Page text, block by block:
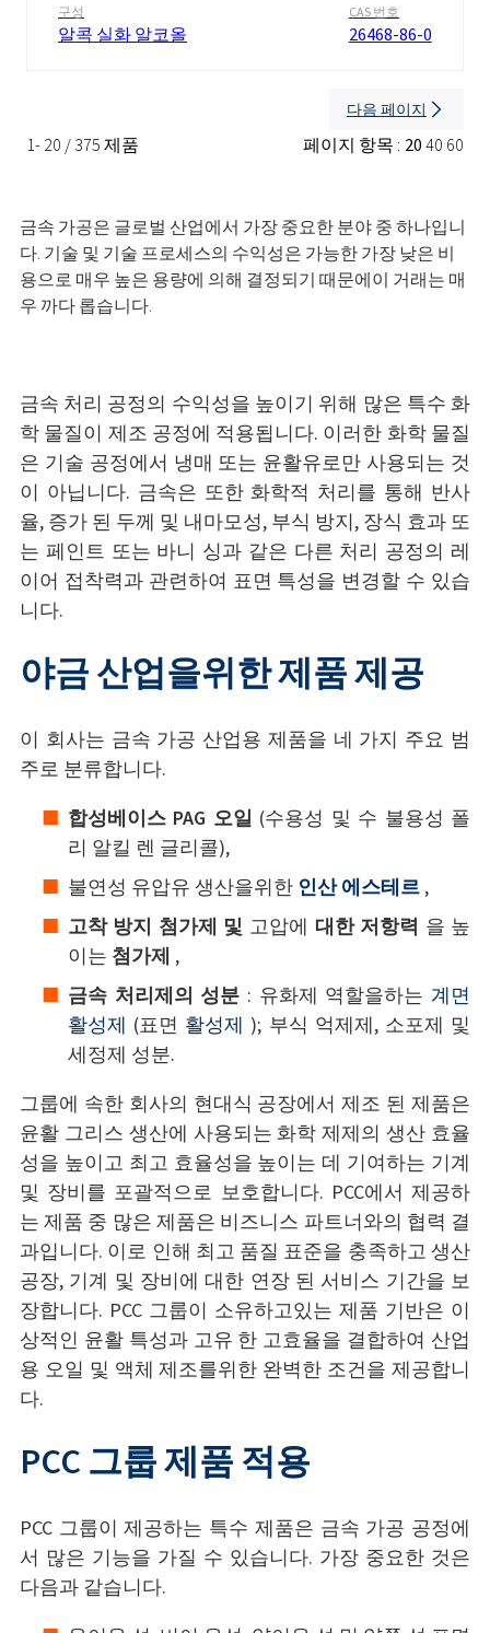
구성
알콕 실화 알코올
CAS 번호
26468-86-0
1- 20 / 375 제품 페이지 항목 : 2040 60
다음 페이지
금속 가공은 글로벌 산업에서 가장 중요한 분야 중 하나입니
다. 기술 및 기술 프로세스의 수익성은 가능한 가장 낮은 비
용으로 매우 높은 용량에 의해 결정되기 때문에이 거래는 매
우 까다 롭습니다.
금속 처리 공정의 수익성을 높이기 위해 많은 특수 화
학 물질이 제조 공정에 적용됩니다. 이러한 화학 물질
은 기술 공정에서 냉매 또는 윤활유로만 사용되는 것
이 아닙니다. 금속은 또한 화학적 처리를 통해 반사
율, 증가 된 두께 및 내마모성, 부식 방지, 장식 효과 또
는 페인트 또는 바니 싱과 같은 다른 처리 공정의 레
이어 접착력과 관련하여 표면 특성을 변경할 수 있습
니다.
야금 산업을위한 제품 제공
이 회사는 금속 가공 산업용 제품을 네 가지 주요 범
주로 분류합니다.
합성베이스 PAG 오일 (수용성 및 수 불용성 폴
리 알킬 렌 글리콜),
불연성 유압유 생산을위한 인산 에스테르,
고착 방지 첨가제 및 고압에 대한 저항력 을 높
이는 첨가제 ,
금속 처리제의 성분 : 유화제 역할을하는계면
활성제 (표면 활성제 ); 부식 억제제, 소포제 및
세정제 성분.
그룹에 속한 회사의 현대식 공장에서 제조 된 제품은
윤활 그리스 생산에 사용되는 화학 제제의 생산 효율
성을 높이고 최고 효율성을 높이는 데 기여하는 기계
및 장비를 포괄적으로 보호합니다. PCC에서 제공하
는 제품 중 많은 제품은 비즈니스 파트너와의 협력 결
과입니다. 이로 인해 최고 품질 표준을 충족하고 생산
공장, 기계 및 장비에 대한 연장 된 서비스 기간을 보
장합니다. PCC 그룹이 소유하고있는 제품 기반은 이
상적인 윤활 특성과 고유 한 고효율을 결합하여 산업
용 오일 및 액체 제조를위한 완벽한 조건을 제공합니
다.
PCC 그룹 제품 적용
PCC 그룹이 제공하는 특수 제품은 금속 가공 공정에
서 많은 기능을 가질 수 있습니다. 가장 중요한 것은
다음과 같습니다.